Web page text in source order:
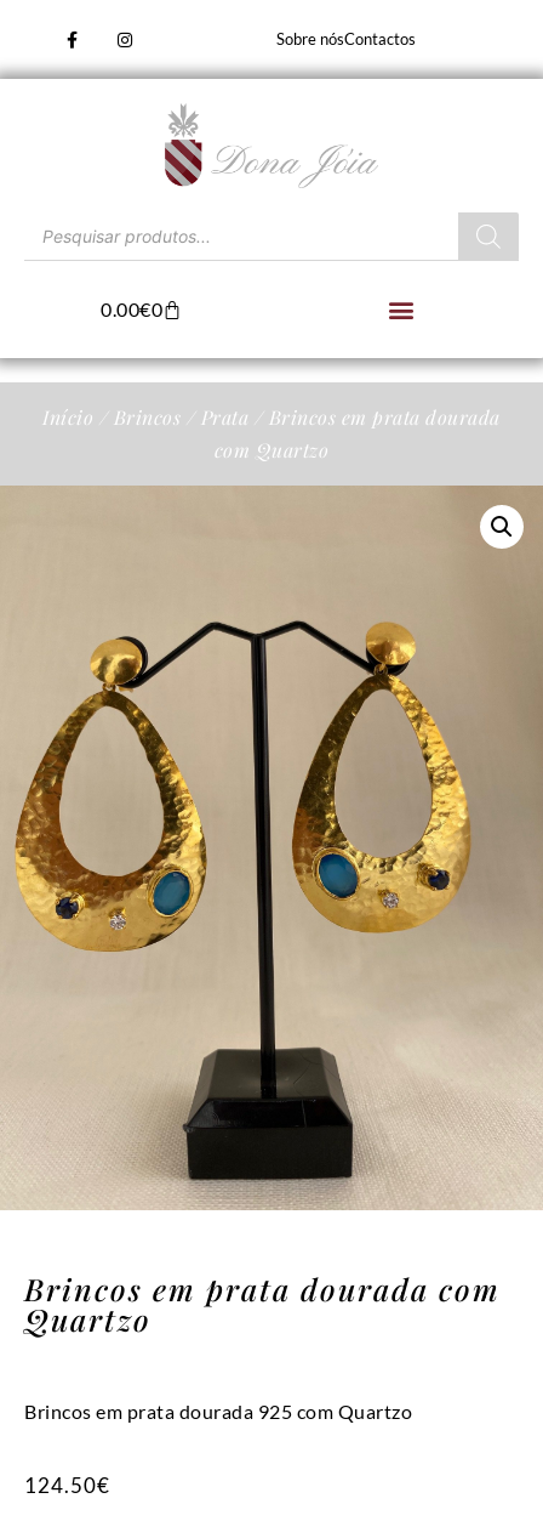
Sobre nósContactos
0.00€0
Início Brincos Prata / Brincos em prata dourada
com Quartzo
Brincos em prata dourada com
Quartzo
Brincos em prata dourada 925 com Quartzo
124.50€